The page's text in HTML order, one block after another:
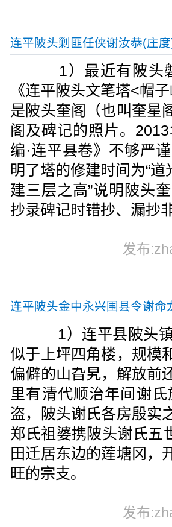
连平陂头剿匪任侠谢汝恭(庄
1）最近有陂头磐
《连平陂头文笔塔<帽
是陂头奎阁（也叫奎星
阁及碑记的照片。
编·连平县卷》不够严
明了塔的修建时间为“
建三层之高”说明陂头
抄录碑记时错抄、漏抄
发布
连平陂头金中永兴围县令谢命
1）连平县陂头镇
似于上坪四角楼，规模
偏僻的山旮旯，解放前
里有清代顺治年间谢
盗，陂头谢氏各房殷实
郑氏祖婆携陂头谢氏五
田迁居东边的莲塘冈，
旺的宗支。
发布